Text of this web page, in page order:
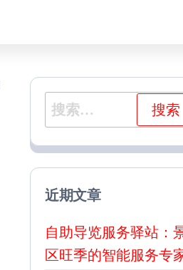
搜
索：
近期文章
自助导览服务驿站：
区旺季的智能服务专